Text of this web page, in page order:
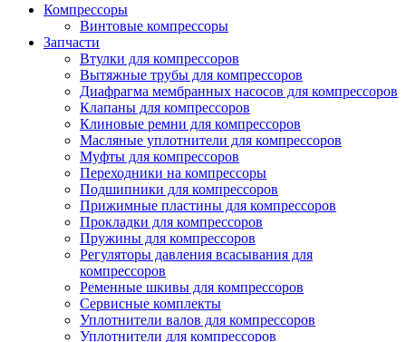
Компрессоры
Винтовые компрессоры
Запчасти
Втулки для компрессоров
Вытяжные трубы для компрессоров
Диафрагма мембранных насосов для компрессоров
Клапаны для компрессоров
Клиновые ремни для компрессоров
Масляные уплотнители для компрессоров
Муфты для компрессоров
Переходники на компрессоры
Подшипники для компрессоров
Прижимные пластины для компрессоров
Прокладки для компрессоров
Пружины для компрессоров
Регуляторы давления всасывания для
компрессоров
Ременные шкивы для компрессоров
Сервисные комплекты
Уплотнители валов для компрессоров
Уплотнители для компрессоров